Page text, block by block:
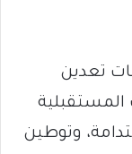
تعدين
المستقبلية
وتوطين